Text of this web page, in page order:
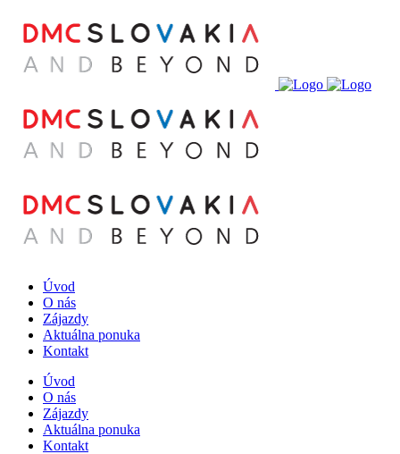
Úvod
O nás
Zájazdy
Aktuálna ponuka
Kontakt
Úvod
O nás
Zájazdy
Aktuálna ponuka
Kontakt